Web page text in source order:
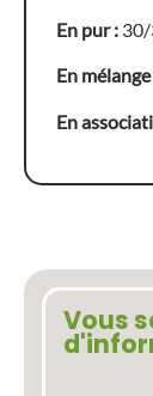
En pur :
En mélange
En
Vous